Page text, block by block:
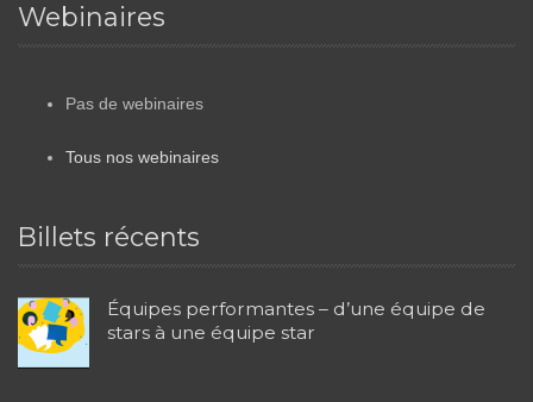
Webinaires
Pas de webinaires
Tous nos webinaires
Billets récents
Équipes performantes – d’une équipe de
stars à une équipe star